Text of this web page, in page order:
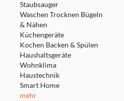
Staubsauger
Waschen Trocknen Bügeln
& Nähen
Küchengeräte
Kochen Backen & Spülen
Haushaltsgeräte
Wohnklima
Haustechnik
Smart Home
mehr